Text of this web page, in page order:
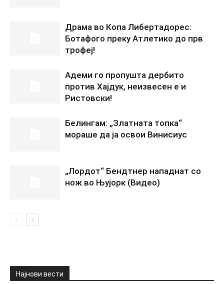
Драма во Копа Либертадорес:
Ботафого преку Атлетико до прв
трофеј!
Адеми го пропушта дербито
против Хајдук, неизвесен е и
Ристовски!
Белингам: „Златната топка“
мораше да ја освои Винисиус
„Лордот“ Бендтнер нападнат со
нож во Њујорк (Видео)
Најнови вести